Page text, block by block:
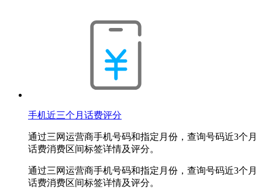
手机近三个月话费评分
通过三网运营商手机号码和指定月份，查询号码近3个月
话费消费区间标签详情及评分。
通过三网运营商手机号码和指定月份，查询号码近3个月
话费消费区间标签详情及评分。